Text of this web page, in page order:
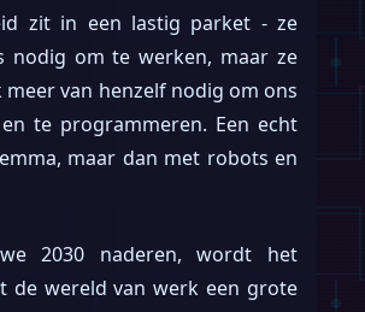
zit in een lastig parket - ze
nodig om te werken, maar ze
meer van henzelf nodig om ons
te programmeren. Een echt
maar dan met robots en
2030 naderen, wordt het
de wereld van werk een grote